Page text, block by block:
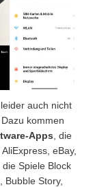
auch nicht
kommen
Apps , die
eBay,
Spiele Block
Bubble Story,